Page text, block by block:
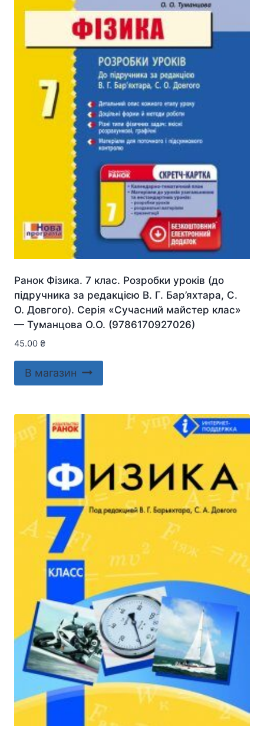
Ранок Фізика. 7 клас. Розробки уроків (до
підручника за редакцією В. Г. Бар’яхтара, С.
О. Довгого). Серія «Сучасний майстер клас»
— Туманцова О.О. (9786170927026)
45.00 ₴
В магазин